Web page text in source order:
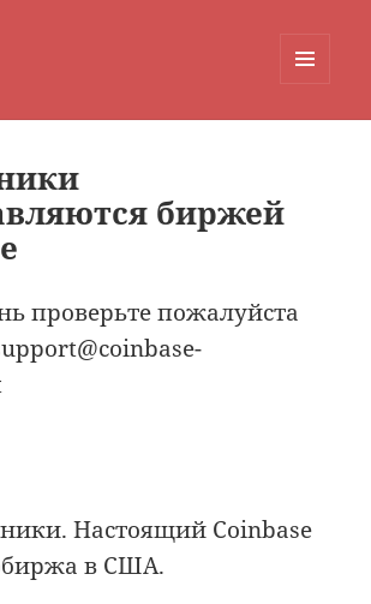
биржей
проверьте пожалуйста
Настоящий Coinbase
в США.